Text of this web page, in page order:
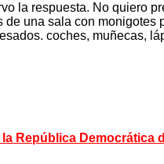
la respuesta. No quiero
de una sala con
coches, muñecas,
República Democrática